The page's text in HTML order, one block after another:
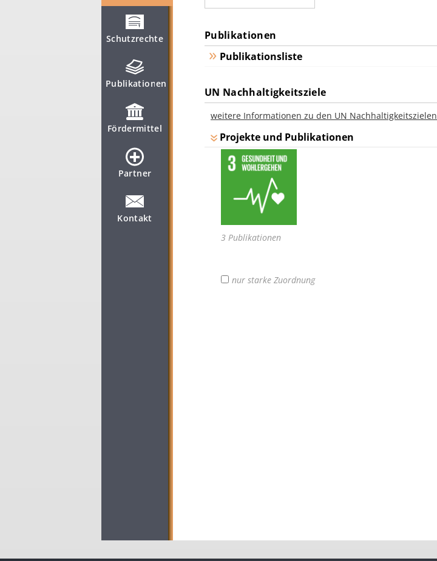
Schutzrechte
Publikationen
Fördermittel
Partner
Kontakt
Publikationen
Publikationsliste
UN Nachhaltigkeitsziele
weitere Informationen zu den UN Nachhaltigkeitszielen
Projekte und Publikationen
3 Publikationen
nur starke Zuordnung